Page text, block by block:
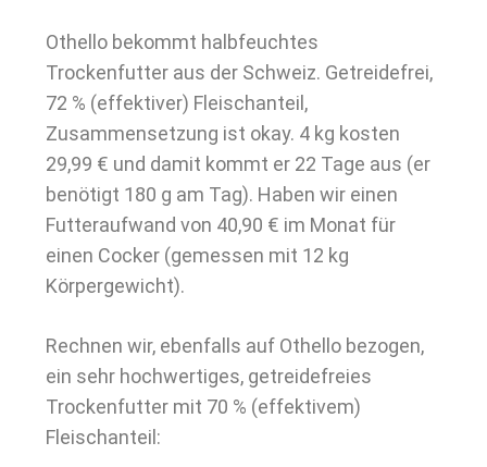
Othello bekommt halbfeuchtes
Trockenfutter aus der Schweiz. Getreidefrei,
72 % (effektiver) Fleischanteil,
Zusammensetzung ist okay. 4 kg kosten
29,99 € und damit kommt er 22 Tage aus (er
benötigt 180 g am Tag). Haben wir einen
Futteraufwand von 40,90 € im Monat für
einen Cocker (gemessen mit 12 kg
Körpergewicht).
Rechnen wir, ebenfalls auf Othello bezogen,
ein sehr hochwertiges, getreidefreies
Trockenfutter mit 70 % (effektivem)
Fleischanteil: